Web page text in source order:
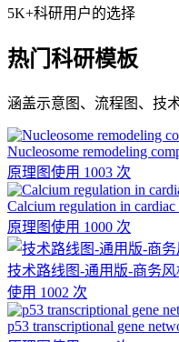
5K+科研用户的选择
热门科研模板
涵盖示意图、流程图、技
Nucleosome remodeling
原理图使用 1003 次
Calcium regulation in cardiac
原理图使用 1000 次
技术路线图-通用版-商务风
使用 1002 次
p53 transcriptional gene